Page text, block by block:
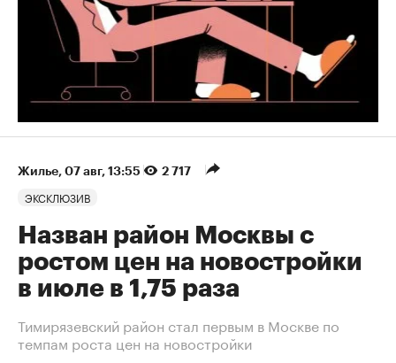
Жилье⁠, 07 авг, 13:55 2 717
ЭКСКЛЮЗИВ
Назван район Москвы с
ростом цен на новостройки
в июле в 1,75 раза
Тимирязевский район стал первым в Москве по
темпам роста цен на новостройки